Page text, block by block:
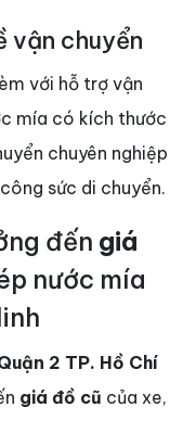
vận chuyển
với hỗ trợ vận
mía có kích thước
chuyên nghiệp
sức di chuyển.
đến giá
nước mía
2 TP. Hồ Chí
giá đồ cũ của xe,